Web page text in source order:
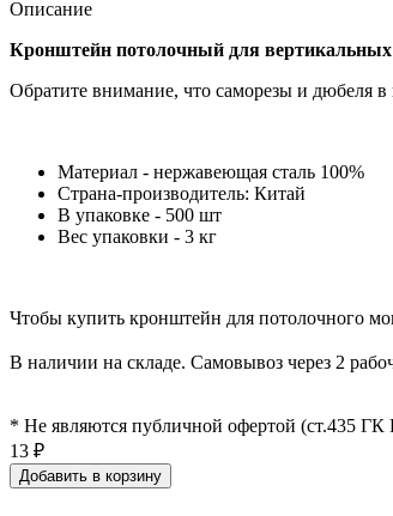
Описание
Кронштейн потолочный для
Обратите внимание, что саморезы и дюбеля в
Материал - нержавеющая сталь 100%
Страна-производитель: Китай
В упаковке - 500 шт
Вес упаковки - 3 кг
Чтобы купить кронштейн для потолочного
В наличии на складе. Самовывоз через 2
* Не являются публичной офертой (ст.435
13 ₽
Добавить в корзину